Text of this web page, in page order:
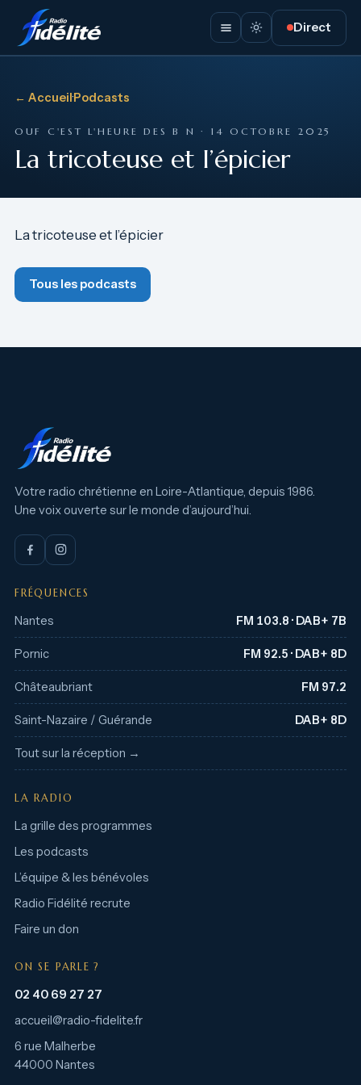
Direct
← Accueil·Podcasts
OUF C'EST L'HEURE DES B N · 14 OCTOBRE 2025
La tricoteuse et l’épicier
La tricoteuse et l’épicier
Tous les podcasts
Votre radio chrétienne en Loire-Atlantique, depuis 1986.
Une voix ouverte sur le monde d’aujourd’hui.
FRÉQUENCES
Nantes FM 103.8 · DAB+ 7B
Pornic FM 92.5 · DAB+ 8D
Châteaubriant FM 97.2
Saint-Nazaire / Guérande DAB+ 8D
Tout sur la réception →
LA RADIO
La grille des programmes
Les podcasts
L’équipe & les bénévoles
Radio Fidélité recrute
Faire un don
ON SE PARLE ?
02 40 69 27 27
accueil@radio-fidelite.fr
6 rue Malherbe
44000 Nantes